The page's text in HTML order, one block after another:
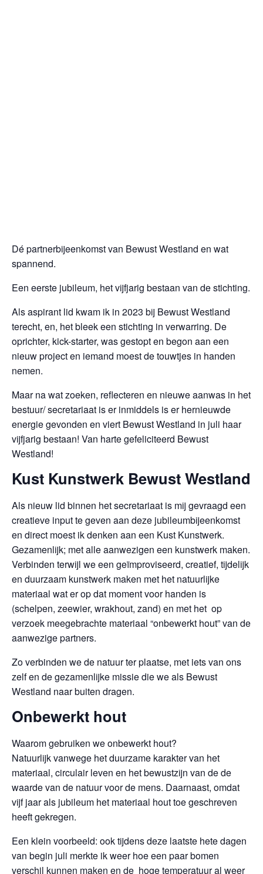
Dé partnerbijeenkomst van Bewust Westland en wat
spannend.
Een eerste jubileum, het vijfjarig bestaan van de stichting.
Als aspirant lid kwam ik in 2023 bij Bewust Westland
terecht, en, het bleek een stichting in verwarring. De
oprichter, kick-starter, was gestopt en begon aan een
nieuw project en iemand moest de touwtjes in handen
nemen.
Maar na wat zoeken, reflecteren en nieuwe aanwas in het
bestuur/ secretariaat is er inmiddels is er hernieuwde
energie gevonden en viert Bewust Westland in juli haar
vijfjarig bestaan! Van harte gefeliciteerd Bewust
Westland!
Kust Kunstwerk Bewust Westland
Als nieuw lid binnen het secretariaat is mij gevraagd een
creatieve input te geven aan deze jubileumbijeenkomst
en direct moest ik denken aan een Kust Kunstwerk.
Gezamenlijk; met alle aanwezigen een kunstwerk maken.
Verbinden terwijl we een geïmproviseerd, creatief, tijdelijk
en duurzaam kunstwerk maken met het natuurlijke
materiaal wat er op dat moment voor handen is
(schelpen, zeewier, wrakhout, zand) en met het op
verzoek meegebrachte materiaal “onbewerkt hout” van de
aanwezige partners.
Zo verbinden we de natuur ter plaatse, met iets van ons
zelf en de gezamenlijke missie die we als Bewust
Westland naar buiten dragen.
Onbewerkt hout
Waarom gebruiken we onbewerkt hout?
Natuurlijk vanwege het duurzame karakter van het
materiaal, circulair leven en het bewustzijn van de de
waarde van de natuur voor de mens. Daarnaast, omdat
vijf jaar als jubileum het materiaal hout toe geschreven
heeft gekregen.
Een klein voorbeeld: ook tijdens deze laatste hete dagen
van begin juli merkte ik weer hoe een paar bomen
verschil kunnen maken en de hoge temperatuur al weer